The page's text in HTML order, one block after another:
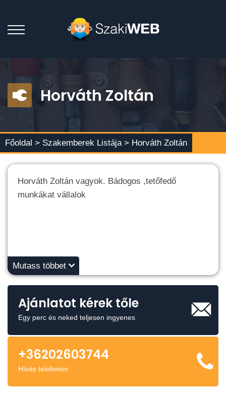
Horváth Zoltán
Főoldal > Szakemberek Listája > Horváth Zoltán
Horváth Zoltán vagyok. Bádogos ,tetőfedő
munkákat vállalok
Mutass többet
Ajánlatot kérek tőle
Egy perc és neked teljesen ingyenes
+36202603744
Hívás telefonon